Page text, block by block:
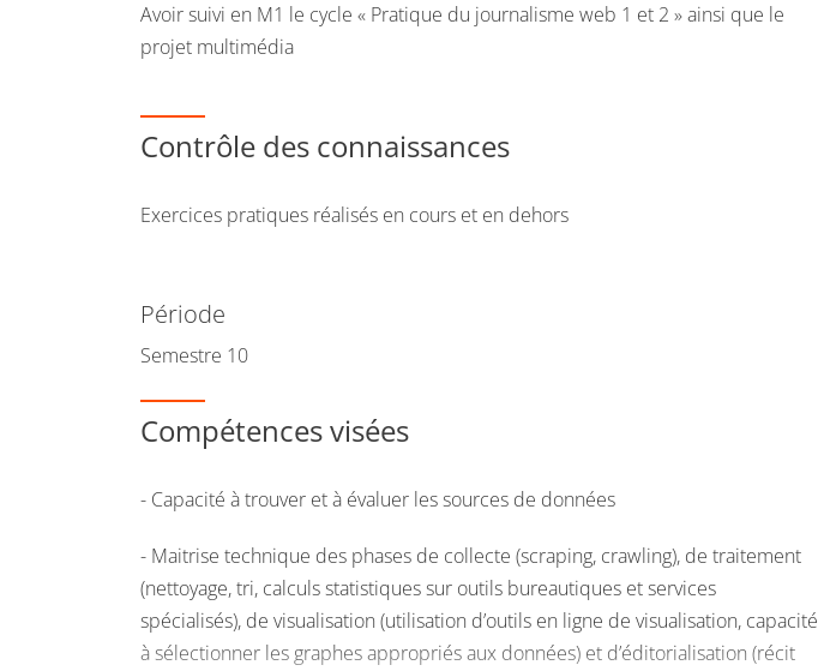
Avoir suivi en M1 le cycle « Pratique du journalisme web 1 et 2 » ainsi que le
projet multimédia
Contrôle des connaissances
Exercices pratiques réalisés en cours et en dehors
Période
Semestre 10
Compétences visées
- Capacité à trouver et à évaluer les sources de données
- Maitrise technique des phases de collecte (scraping, crawling), de traitement
(nettoyage, tri, calculs statistiques sur outils bureautiques et services
spécialisés), de visualisation (utilisation d’outils en ligne de visualisation, capacité
à sélectionner les graphes appropriés aux données) et d’éditorialisation (récit